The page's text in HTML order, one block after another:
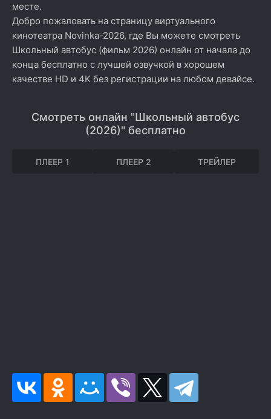
месте.
Добро пожаловать на страницу виртуального
кинотеатра Novinka-2026, где Вы можете смотреть
Школьный автобус (фильм 2026) онлайн от начала до
конца бесплатно с лучшей озвучкой в хорошем
качестве HD и 4K без регистрации на любом девайсе.
Смотреть онлайн "Школьный автобус
(2026)" бесплатно
ПЛЕЕР 1 ПЛЕЕР 2 ТРЕЙЛЕР